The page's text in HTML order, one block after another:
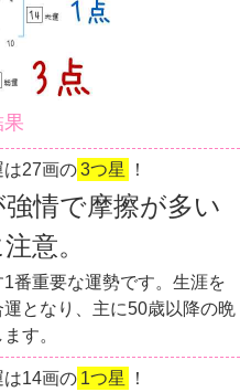
は27画の3つ星 ！
情で摩擦が多い
意。
番重要な運勢です。生涯を
となり、主に50歳以降の晩
す。
は14画の 1つ星 ！